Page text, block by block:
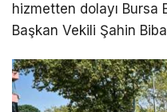
hizmetten dolayı Bursa
Başkan Vekili Şahin